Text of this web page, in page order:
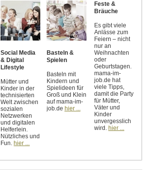
Social Media
& Digital
Lifestyle
Mütter und
Kinder in der
technisierten
Welt zwischen
sozialen
Netzwerken
und digitalen
Helferlein.
Nützliches und
Fun. hier ...
Basteln &
Spielen
Basteln mit
Kindern und
Spielideen für
Groß und Klein
auf mama-im-
job.de hier ...
Feste &
Bräuche
Es gibt viele
Anlässe zum
Feiern – nicht
nur an
Weihnachten
oder
Geburtstagen.
mama-im-
job.de hat
viele Tipps,
damit die Party
für Mütter,
Väter und
Kinder
unvergesslich
wird. hier ...